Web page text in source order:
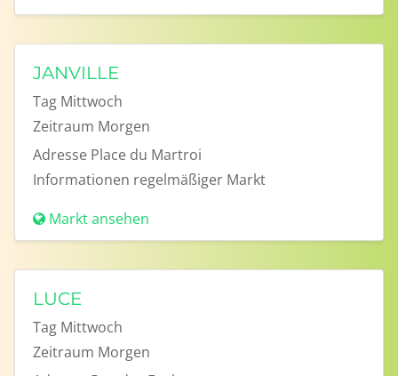
JANVILLE
Tag Mittwoch
Zeitraum Morgen
Adresse Place du Martroi
Informationen regelmäßiger Markt
Markt ansehen
LUCE
Tag Mittwoch
Zeitraum Morgen